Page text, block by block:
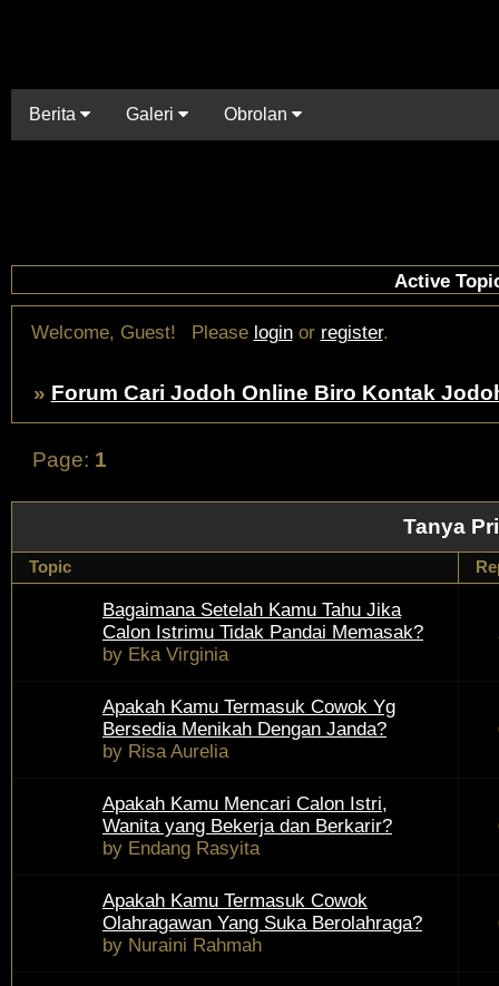
Berita Galeri Obrolan
Active
Welcome, Guest! Please loginor register.
» Forum Cari Jodoh Online Biro Kontak
Tanya
Page: 1
Topic
Bagaimana Setelah Kamu Tahu Jika
Calon Istrimu Tidak Pandai Memasak?
by Eka Virginia
Apakah Kamu Termasuk Cowok Yg
Bersedia Menikah Dengan Janda?
by Risa Aurelia
Apakah Kamu Mencari Calon Istri,
Wanita yang Bekerja dan Berkarir?
by Endang Rasyita
Apakah Kamu Termasuk Cowok
Olahragawan Yang Suka Berolahraga?
by Nuraini Rahmah